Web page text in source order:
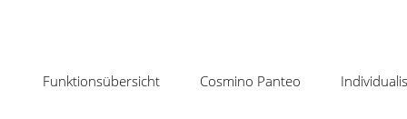
Funktionsübersicht Cosmino Panteo